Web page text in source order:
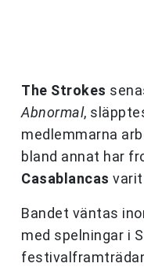
The Strokes
Abnormal,
medlemmarna
bland annat har
Casablancas
Bandet väntas
med spelningar i